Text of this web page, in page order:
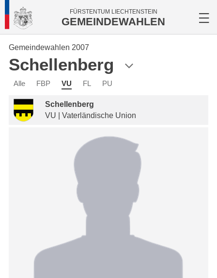
FÜRSTENTUM LIECHTENSTEIN
GEMEINDEWAHLEN
Gemeindewahlen 2007
Schellenberg
Alle FBP VU FL PU
Schellenberg
VU | Vaterländische Union